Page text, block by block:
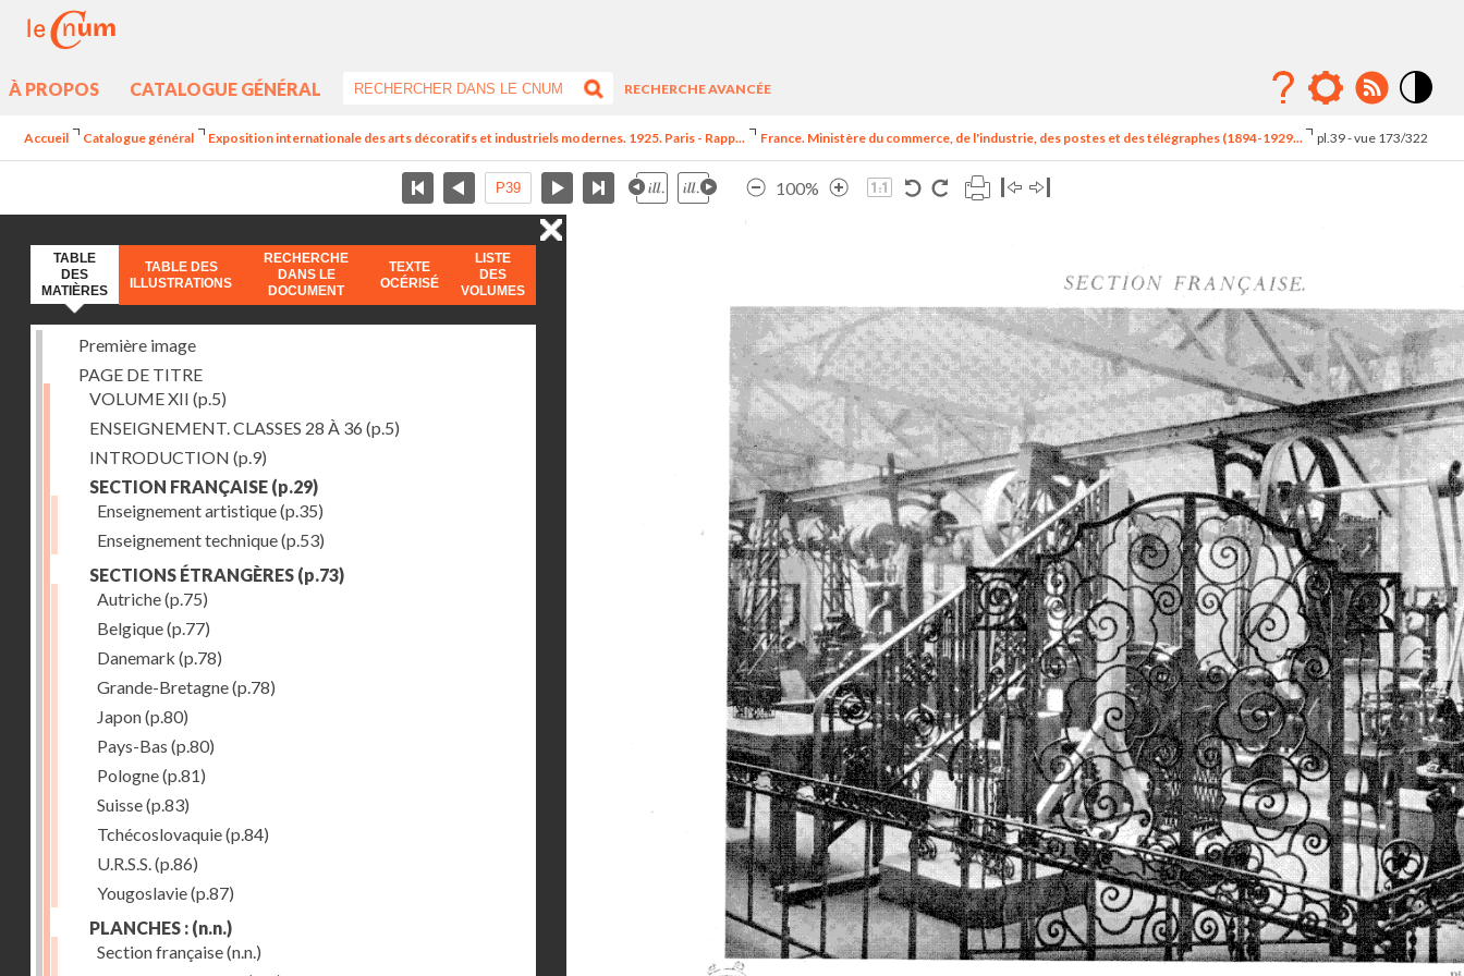
À PROPOS CATALOGUE GÉNÉRAL
RECHERCHE AVANCÉE
élévé
Accueil Catalogue général Exposition internationale des arts décoratifs et industriels modernes. 1925. Paris - Rapp... France. Ministère du commerce, de l'industrie, des postes et des télégraphes (1894-1929... pl.39 - vue 173/322
100%
TABLE
DES
MATIÈRES
TABLE DES
ILLUSTRATIONS
RECHERCHE
DANS LE
DOCUMENT
TEXTE
OCÉRISÉ
LISTE
DES
VOLUMES
Première image
PAGE DE TITRE
VOLUME XII (p.5)
ENSEIGNEMENT. CLASSES 28 À 36 (p.5)
INTRODUCTION (p.9)
SECTION FRANÇAISE (p.29)
Enseignement artistique(p.35)
Enseignement technique(p.53)
SECTIONS ÉTRANGÈRES (p.73)
Autriche(p.75)
Belgique(p.77)
Danemark (p.78)
Grande-Bretagne(p.78)
Japon(p.80)
Pays-Bas (p.80)
Pologne(p.81)
Suisse(p.83)
Tchécoslovaquie(p.84)
U.R.S.S.(p.86)
Yougoslavie(p.87)
PLANCHES : (n.n.)
Section française(n.n.)